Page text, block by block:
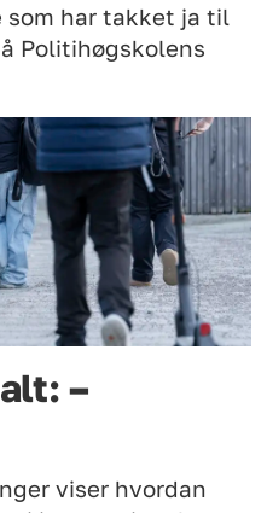
som har takket ja til
Politihøgskolens
–
viser hvordan